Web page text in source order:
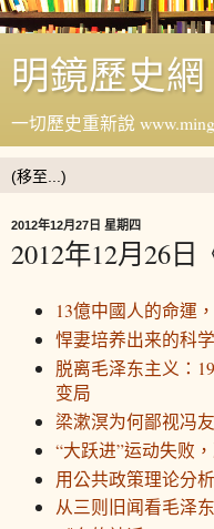
明鏡歷史網
一切歷史重新說
2012年12月27日 星期四
2012年12月26日
13億中國人的命運
悍妻培养出来的科
脱离毛泽东主义：
变局
梁漱溟为何鄙视冯
“大跃进”运动失败
用公共政策理论分
从三则旧闻看毛泽